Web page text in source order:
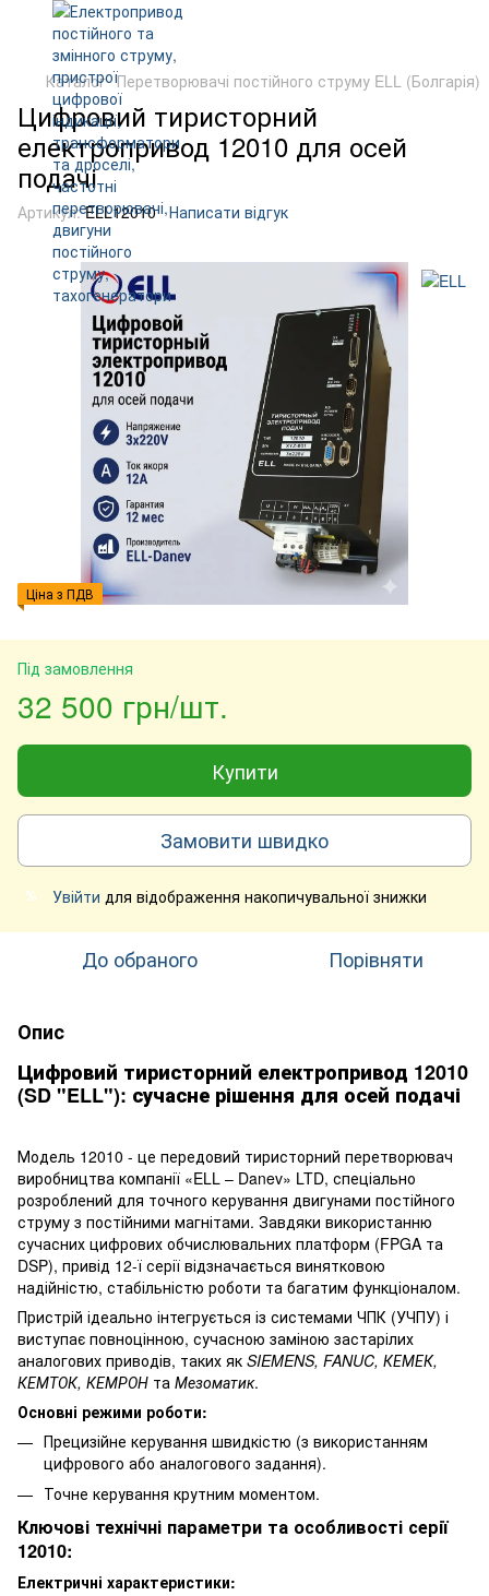
Каталог Перетворювачі постійного струму ELL (Болгарія)
Цифровий тиристорний
електропривод 12010 для осей
подачі
Артикул:ELL12010 Написати відгук
Ціна з ПДВ
Під замовлення
32 500 грн/шт.
Купити
Замовити швидко
% Увійти для відображення накопичувальної знижки
До обраного Порівняти
Опис
Цифровий тиристорний електропривод 12010
(SD "ELL"): сучасне рішення для осей подачі
Модель 12010 - це передовий тиристорний перетворювач
виробництва компанії «ELL – Danev» LTD, спеціально
розроблений для точного керування двигунами постійного
струму з постійними магнітами. Завдяки використанню
сучасних цифрових обчислювальних платформ (FPGA та
DSP), привід 12-ї серії відзначається винятковою
надійністю, стабільністю роботи та багатим функціоналом.
Пристрій ідеально інтегрується із системами ЧПК (УЧПУ) і
виступає повноцінною, сучасною заміною застарілих
аналогових приводів, таких як SIEMENS, FANUC, КЕМЕК,
КЕМТОК, КЕМРОН та Мезоматик.
Основні режими роботи:
Прецизійне керування швидкістю (з використанням
цифрового або аналогового задання).
Точне керування крутним моментом.
Ключові технічні параметри та особливості серії
12010:
Електричні характеристики: